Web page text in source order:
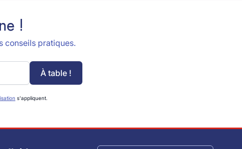
!
conseils pratiques.
À table !
s'appliquent.